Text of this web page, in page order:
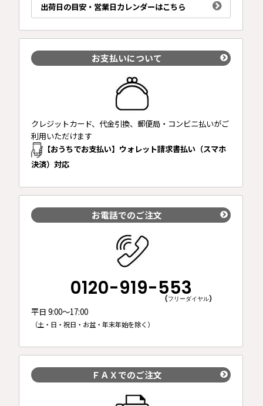
出荷日の目安・営業日カレンダーはこちら
お支払いについて
クレジットカード、代金引換、郵便局・コンビニ払いがご
利用いただけます
【おうちでお支払い】ウォレット請求書払い（スマホ
決済）対応
お電話でのご注文
0120-919-553
(フリーダイヤル)
平日 9:00～17:00
（土・日・祝日・お盆・年末年始を除く）
ＦＡＸでのご注文